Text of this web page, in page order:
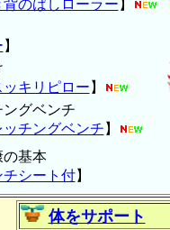
のばしローラー 】
】
キリピロー 】
ングベンチ
チングベンチ 】
の基本
シート付】
体をサポート